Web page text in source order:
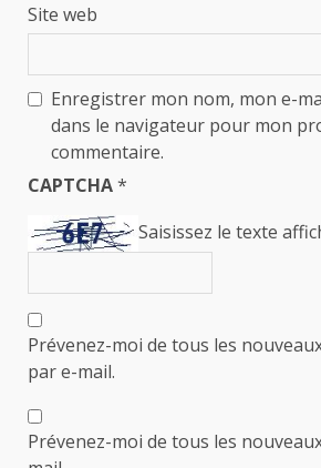
Site web
Enregistrer mon nom, mon e-
dans le navigateur pour mon
commentaire.
CAPTCHA*
Saisissez le texte
Prévenez-moi de tous les
par e-mail.
Prévenez-moi de tous les